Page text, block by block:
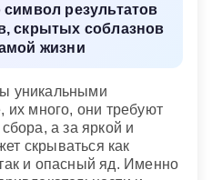
сон: женщине,
женщины яркие и
расцвет
соблазны и
насыщенным
результатов
скрытых соблазнов
жизни
уникальными
их много, они требуют
а за яркой и
скрываться как
и опасный яд. Именно